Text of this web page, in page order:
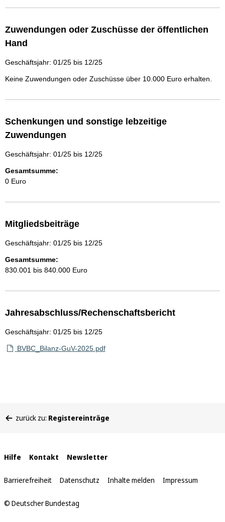
Zuwendungen oder Zuschüsse der öffentlichen
Hand
Geschäftsjahr: 01/25 bis 12/25
Keine Zuwendungen oder Zuschüsse über 10.000 Euro erhalten.
Schenkungen und sonstige lebzeitige
Zuwendungen
Geschäftsjahr: 01/25 bis 12/25
Gesamtsumme:
0 Euro
Mitgliedsbeiträge
Geschäftsjahr: 01/25 bis 12/25
Gesamtsumme:
830.001 bis 840.000 Euro
Jahresabschluss/Rechenschaftsbericht
Geschäftsjahr: 01/25 bis 12/25
BVBC_Bilanz-GuV-2025.pdf
befinden
zurück zu: Registereinträge
Interne
Links
Hilfe Kontakt Newsletter
Barrierefreiheit Datenschutz Inhalte melden Impressum
© Deutscher Bundestag